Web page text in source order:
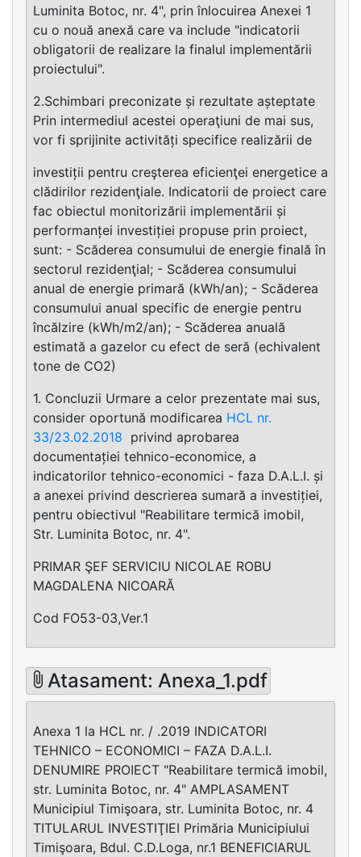
Luminita Botoc, nr. 4", prin înlocuirea Anexei 1
cu o nouă anexă care va include "indicatorii
obligatorii de realizare la finalul implementării
proiectului".
2.Schimbari preconizate și rezultate așteptate
Prin intermediul acestei operaţiuni de mai sus,
vor fi sprijinite activități specifice realizării de
investiții pentru creşterea eficienţei energetice a
clădirilor rezidenţiale. Indicatorii de proiect care
fac obiectul monitorizării implementării și
performanței investiției propuse prin proiect,
sunt: - Scăderea consumului de energie finală în
sectorul rezidenţial; - Scăderea consumului
anual de energie primară (kWh/an); - Scăderea
consumului anual specific de energie pentru
încălzire (kWh/m2/an); - Scăderea anuală
estimată a gazelor cu efect de seră (echivalent
tone de CO2)
1. Concluzii Urmare a celor prezentate mai sus,
consider oportună modificarea HCL nr.
33/23.02.2018 privind aprobarea
documentației tehnico-economice, a
indicatorilor tehnico-economici - faza D.A.L.I. și
a anexei privind descrierea sumară a investiției,
pentru obiectivul "Reabilitare termică imobil,
Str. Luminita Botoc, nr. 4".
PRIMAR ŞEF SERVICIU NICOLAE ROBU
MAGDALENA NICOARĂ
Cod FO53-03,Ver.1
Atasament: Anexa_1.pdf
Anexa 1 la HCL nr. / .2019 INDICATORI
TEHNICO – ECONOMICI – FAZA D.A.L.I.
DENUMIRE PROIECT "Reabilitare termică imobil,
str. Luminita Botoc, nr. 4" AMPLASAMENT
Municipiul Timişoara, str. Luminita Botoc, nr. 4
TITULARUL INVESTIŢIEI Primăria Municipiului
Timişoara, Bdul. C.D.Loga, nr.1 BENEFICIARUL